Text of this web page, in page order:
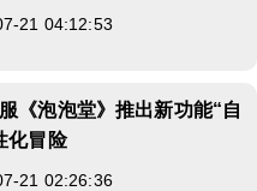
21 04:12:53
《泡泡堂》推出新功能“自
化冒险
21 02:26:36